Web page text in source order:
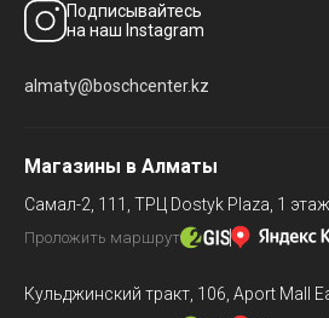
Подписывайтесь
на наш Instagram
almaty@boschcenter.kz
Магазины в Алматы
Самал-2, 111, ТРЦ Dostyk Plaza, 1 этаж
Проложить маршрут
Кульджинский тракт, 106, Aport Mall